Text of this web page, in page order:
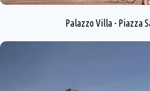
Palazzo Villa - Piazza